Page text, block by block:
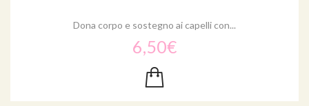
Dona corpo e sostegno ai capelli con...
6,50€